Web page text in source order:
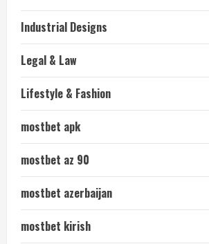
Industrial Designs
Legal & Law
Lifestyle & Fashion
mostbet apk
mostbet az 90
mostbet azerbaijan
mostbet kirish